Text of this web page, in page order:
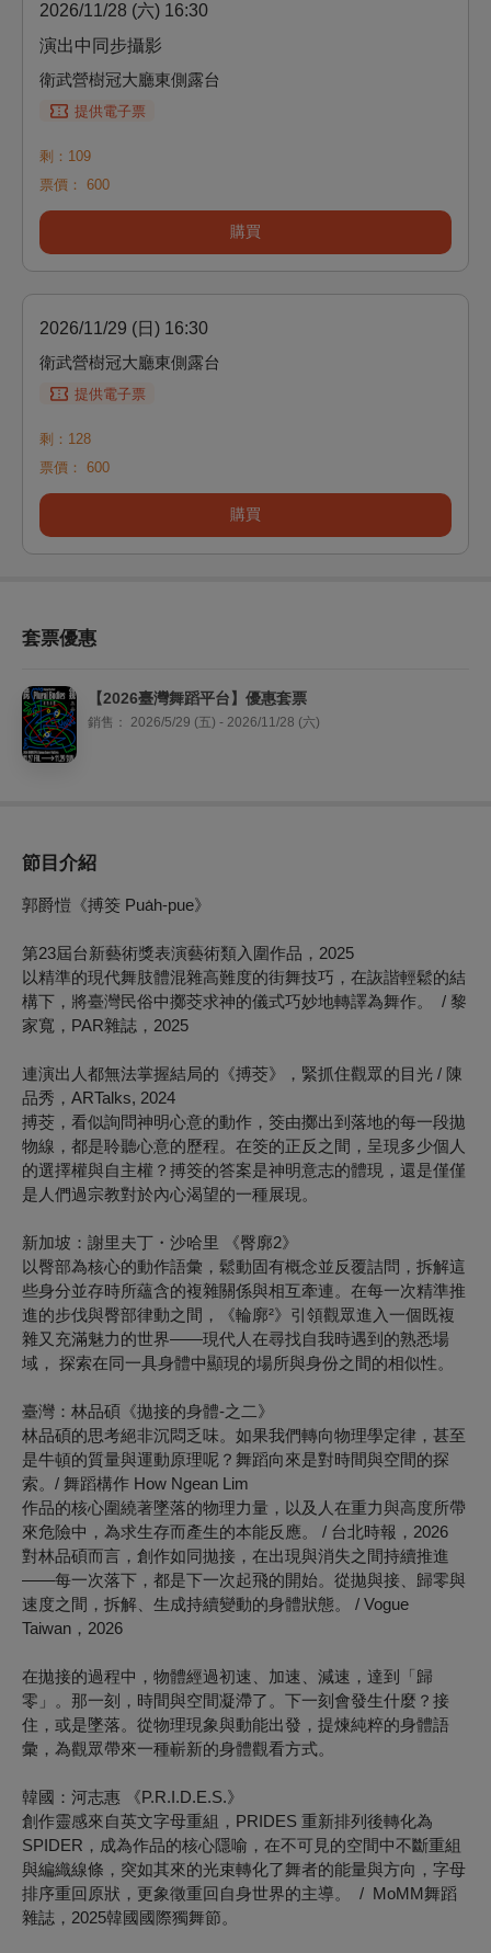
2026/11/28 (六) 16:30
演出中同步攝影
衛武營樹冠大廳東側露台
提供電子票
剩：109
票價：
600
購買
2026/11/29 (日) 16:30
衛武營樹冠大廳東側露台
提供電子票
剩：128
票價：
600
購買
套票優惠
【2026臺灣舞蹈平台】優惠套票
銷售： 2026/5/29 (五) - 2026/11/28 (六)
節目介紹
郭爵愷《搏筊 Pua̍h-pue》
第23屆台新藝術獎表演藝術類入圍作品，2025
以精準的現代舞肢體混雜高難度的街舞技巧，在詼諧輕鬆的結
構下，將臺灣民俗中擲茭求神的儀式巧妙地轉譯為舞作。 / 黎
家寬，PAR雜誌，2025
連演出人都無法掌握結局的《搏茭》，緊抓住觀眾的目光 / 陳
品秀，ARTalks, 2024
搏茭，看似詢問神明心意的動作，筊由擲出到落地的每一段拋
物線，都是聆聽心意的歷程。在筊的正反之間，呈現多少個人
的選擇權與自主權？搏筊的答案是神明意志的體現，還是僅僅
是人們過宗教對於內心渴望的一種展現。
新加坡：謝里夫丁・沙哈里 《臀廓2》
以臀部為核心的動作語彙， 鬆動固有概念並反覆詰問，拆解這
些身分並存時所蘊含的複雜關係與相互牽連。在每一次精準推
進的步伐與臀部律動之間，《輪廓²》引領觀眾進入一個既複
雜又充滿魅力的世界——現代人在尋找自我時遇到的熟悉場
域， 探索在同一具身體中顯現的場所與身份之間的相似性。
臺灣：林品碩《拋接的身體-之二》
林品碩的思考絕非沉悶乏味。如果我們轉向物理學定律，甚至
是牛頓的質量與運動原理呢？舞蹈向來是對時間與空間的探
索。/ 舞蹈構作 How Ngean Lim
作品的核心圍繞著墜落的物理力量，以及人在重力與高度所帶
來危險中，為求生存而產生的本能反應。 / 台北時報，2026
對林品碩而言，創作如同拋接，在出現與消失之間持續推進
——每一次落下，都是下一次起飛的開始。從拋與接、歸零與
速度之間，拆解、生成持續變動的身體狀態。 / Vogue
Taiwan，2026
在拋接的過程中，物體經過初速、加速、減速，達到「歸
零」。那⼀刻，時間與空間凝滯了。下⼀刻會發⽣什麼？接
住，或是墜落。 從物理現象與動能出發，提煉純粹的身體語
彙，為觀眾帶來一種嶄新的身體觀看方式。
韓國：河志惠 《P.R.I.D.E.S.》
創作靈感來自英文字母重組，PRIDES 重新排列後轉化為
SPIDER，成為作品的核心隱喻，在不可見的空間中不斷重組
與編織線條，突如其來的光束轉化了舞者的能量與方向，字母
排序重回原狀，更象徵重回自身世界的主導。 / MoMM舞蹈
雜誌，2025韓國國際獨舞節。